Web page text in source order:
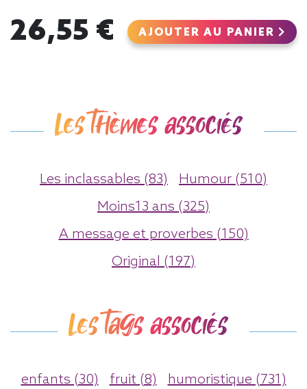
26,55 € AJOUTER AU PANIER
Les thèmes associés
Les inclassables (83)
Humour (510)
Moins13 ans (325)
A message et proverbes (150)
Original (197)
Les tags associés
enfants (30) fruit (8)
humoristique (731)